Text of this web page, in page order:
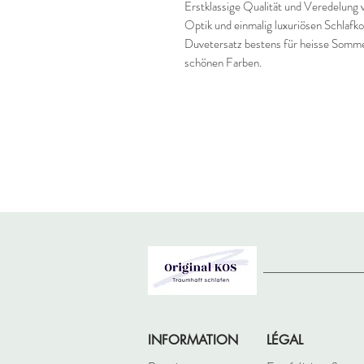
Erstklassige Qualität und Veredelung
Optik und einmalig luxuriösen
Duvetersatz bestens für heisse
schönen Farben.
INFORMATION LÉGAL